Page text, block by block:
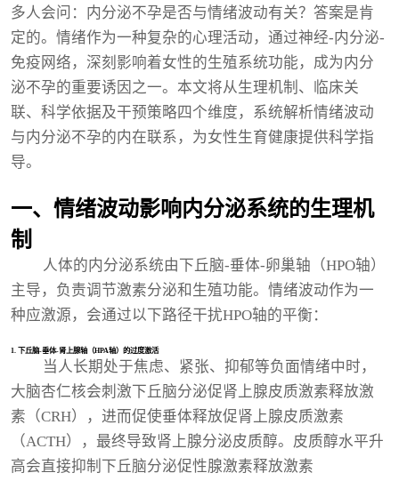
多人会问：内分泌不孕是否与情绪波动有关？答案是肯
定的。情绪作为一种复杂的心理活动，通过神经-内分泌-
免疫网络，深刻影响着女性的生殖系统功能，成为内分
泌不孕的重要诱因之一。本文将从生理机制、临床关
联、科学依据及干预策略四个维度，系统解析情绪波动
与内分泌不孕的内在联系，为女性生育健康提供科学指
导。
一、情绪波动影响内分泌系统的生理机
制
人体的内分泌系统由下丘脑-垂体-卵巢轴（HPO轴）
主导，负责调节激素分泌和生殖功能。情绪波动作为一
种应激源，会通过以下路径干扰HPO轴的平衡：
1. 下丘脑-垂体-肾上腺轴（HPA轴）的过度激活
当人长期处于焦虑、紧张、抑郁等负面情绪中时，
大脑杏仁核会刺激下丘脑分泌促肾上腺皮质激素释放激
素（CRH），进而促使垂体释放促肾上腺皮质激素
（ACTH），最终导致肾上腺分泌皮质醇。皮质醇水平升
高会直接抑制下丘脑分泌促性腺激素释放激素